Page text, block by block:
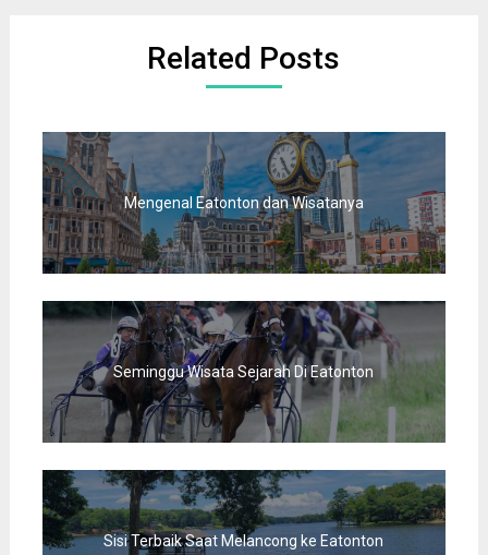
Related Posts
Mengenal Eatonton dan Wisatanya
Seminggu Wisata Sejarah Di Eatonton
Sisi Terbaik Saat Melancong ke Eatonton